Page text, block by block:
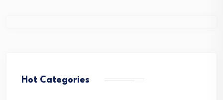
Hot Categories